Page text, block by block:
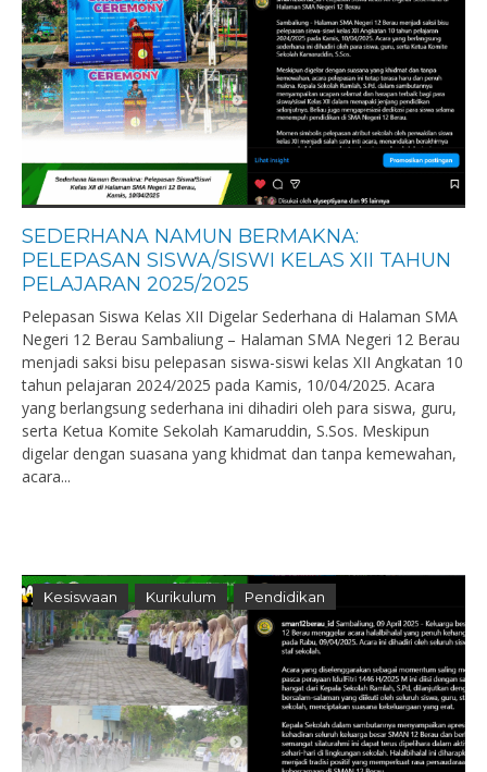
SEDERHANA NAMUN BERMAKNA:
PELEPASAN SISWA/SISWI KELAS XII TAHUN
PELAJARAN 2025/2025
Pelepasan Siswa Kelas XII Digelar Sederhana di Halaman SMA
Negeri 12 Berau Sambaliung – Halaman SMA Negeri 12 Berau
menjadi saksi bisu pelepasan siswa-siswi kelas XII Angkatan 10
tahun pelajaran 2024/2025 pada Kamis, 10/04/2025. Acara
yang berlangsung sederhana ini dihadiri oleh para siswa, guru,
serta Ketua Komite Sekolah Kamaruddin, S.Sos. Meskipun
digelar dengan suasana yang khidmat dan tanpa kemewahan,
acara...
Kesiswaan Kurikulum Pendidikan